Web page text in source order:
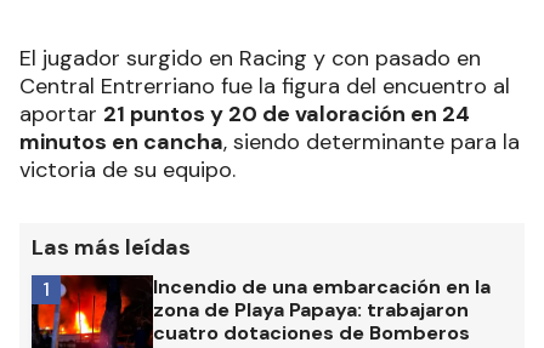
El jugador surgido en Racing y con pasado en
Central Entrerriano fue la figura del encuentro al
aportar 21 puntos y 20 de valoración en 24
minutos en cancha, siendo determinante para la
victoria de su equipo.
Las más leídas
Incendio de una embarcación en la
zona de Playa Papaya: trabajaron
cuatro dotaciones de Bomberos
1